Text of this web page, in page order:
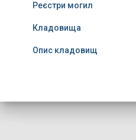
Реєстри могил
Кладовища
Опис кладовищ